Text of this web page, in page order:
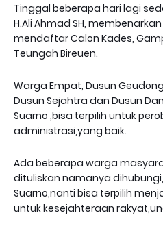
Tinggal beberapa hari lagi
H.Ali Ahmad SH,
mendaftar Calon Kades,
Teungah Bireuen.
Warga Empat, Dusun
Dusun Sejahtra dan Dusun
Suarno ,bisa terpilih untuk
administrasi,yang baik.
Ada beberapa warga
dituliskan namanya
Suarno,nanti bisa terpilih
untuk kesejahteraan